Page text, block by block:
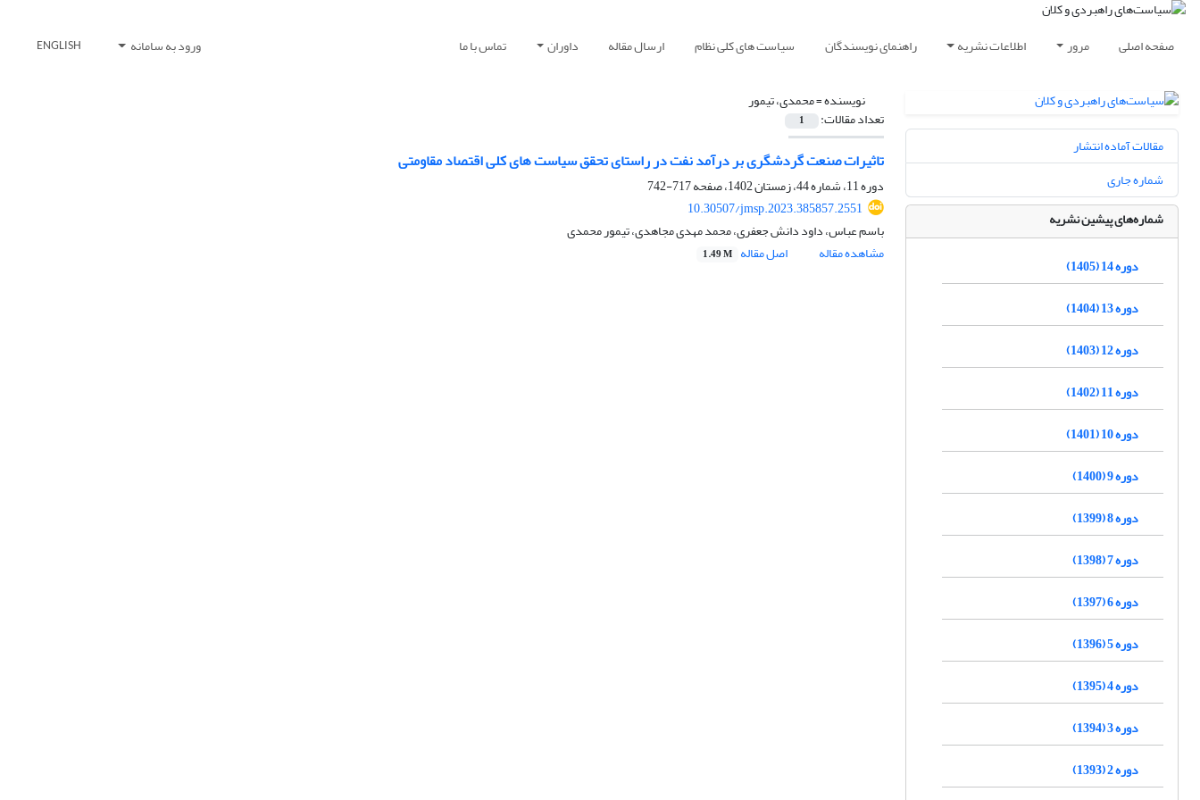
صفحه اصلی مرور اطلاعات نشریه راهنمای نویسندگان سیاست های کلی نظام ارسال مقاله داوران تماس با ما ورود به سامانه ENGLISH
نویسنده =محمدی، تیمور
تعداد مقالات: 1
تاثیرات صنعت گردشگری بر درآمد نفت در راستای تحقق سیاست های کلی اقتصاد مقاومتی
دوره 11، شماره 44، زمستان 1402، صفحه
717-742
10.30507/jmsp.2023.385857.2551
باسم عباس، داود دانش جعفری، محمد مهدی مجاهدی، تیمور محمدی
مشاهده مقاله
اصل مقاله 1.49 M
مقالات آماده انتشار
شماره جاری
شماره‌های پیشین نشریه
دوره 14 (1405)
دوره 13 (1404)
دوره 12 (1403)
دوره 11 (1402)
دوره 10 (1401)
دوره 9 (1400)
دوره 8 (1399)
دوره 7 (1398)
دوره 6 (1397)
دوره 5 (1396)
دوره 4 (1395)
دوره 3 (1394)
دوره 2 (1393)